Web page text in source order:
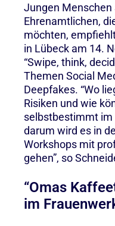
Jungen Menschen
Ehrenamtlichen,
möchten,
in Lübeck am 14.
“Swipe, think,
Themen Social
Deepfakes. “Wo
Risiken und wie
selbstbestimmt im
darum wird es in
Workshops mit
gehen”, so
“Omas
im